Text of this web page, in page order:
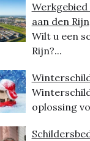
Werkgebied
aan den Rijn
Wilt u een
Rijn?...
oplossing